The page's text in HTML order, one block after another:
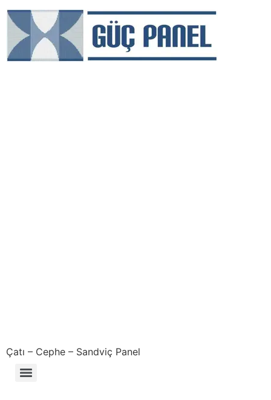
Çatı – Cephe – Sandviç Panel